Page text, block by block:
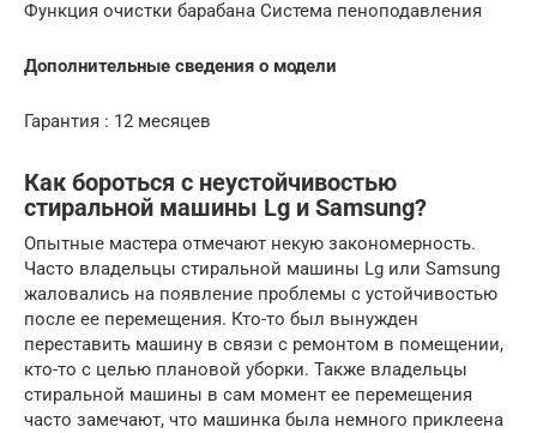
Функция очистки барабана Система пеноподавления
Дополнительные сведения о модели
Гарантия : 12 месяцев
Как бороться с неустойчивостью
стиральной машины Lg и Samsung?
Опытные мастера отмечают некую закономерность.
Часто владельцы стиральной машины Lg или Samsung
жаловались на появление проблемы с устойчивостью
после ее перемещения. Кто-то был вынужден
переставить машину в связи с ремонтом в помещении,
кто-то с целью плановой уборки. Также владельцы
стиральной машины в сам момент ее перемещения
часто замечают, что машинка была немного приклеена